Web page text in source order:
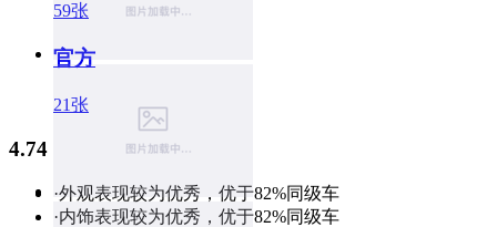
59张
官方
21张
4.74
·外观表现较为优秀，优于82%同级车
·内饰表现较为优秀，优于82%同级车